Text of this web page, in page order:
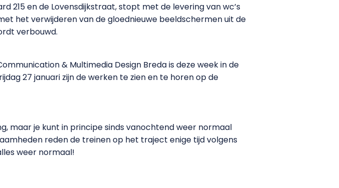
215 en de Lovensdijkstraat, stopt met de levering van wc’s
het verwijderen van de gloednieuwe beeldschermen uit de
verbouwd.
& Multimedia Design Breda is deze week in de
27 januari zijn de werken te zien en te horen op de
maar je kunt in principe sinds vanochtend weer normaal
reden de treinen op het traject enige tijd volgens
weer normaal!